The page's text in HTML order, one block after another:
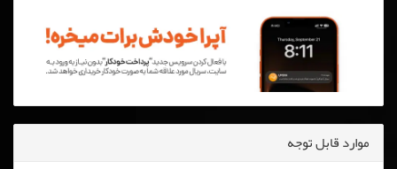
موارد قابل توجه